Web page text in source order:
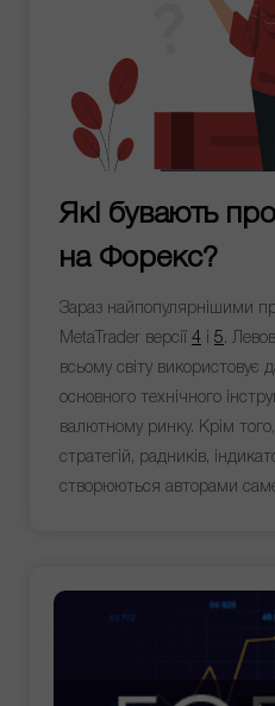
Які бувають
на Форекс?
Зараз найпопулярнішими
MetaTrader версії 4 5.
всьому світу використовує
основного технічного
валютному ринку. Крім
стратегій, радників,
створюються авторами